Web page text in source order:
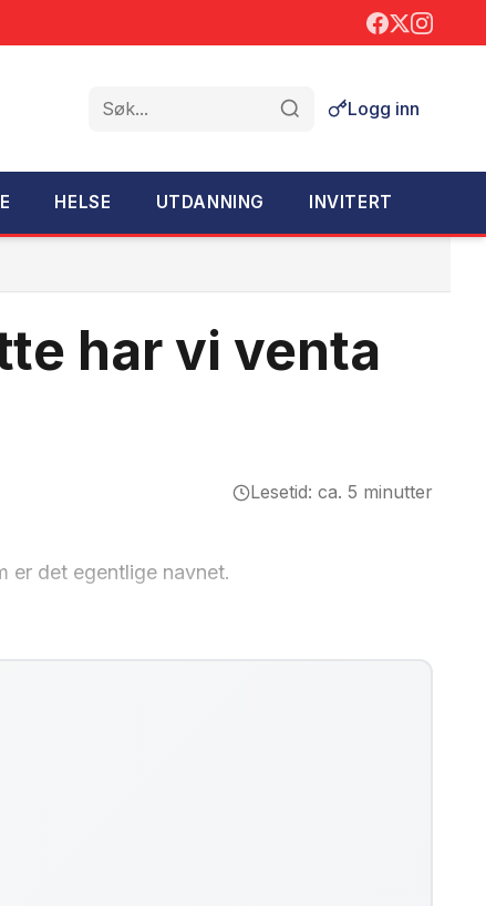
Søk
Logg inn
HELSE UTDANNING INVITERT
har vi venta
Lesetid: ca. 5 minutter
er det egentlige navnet.